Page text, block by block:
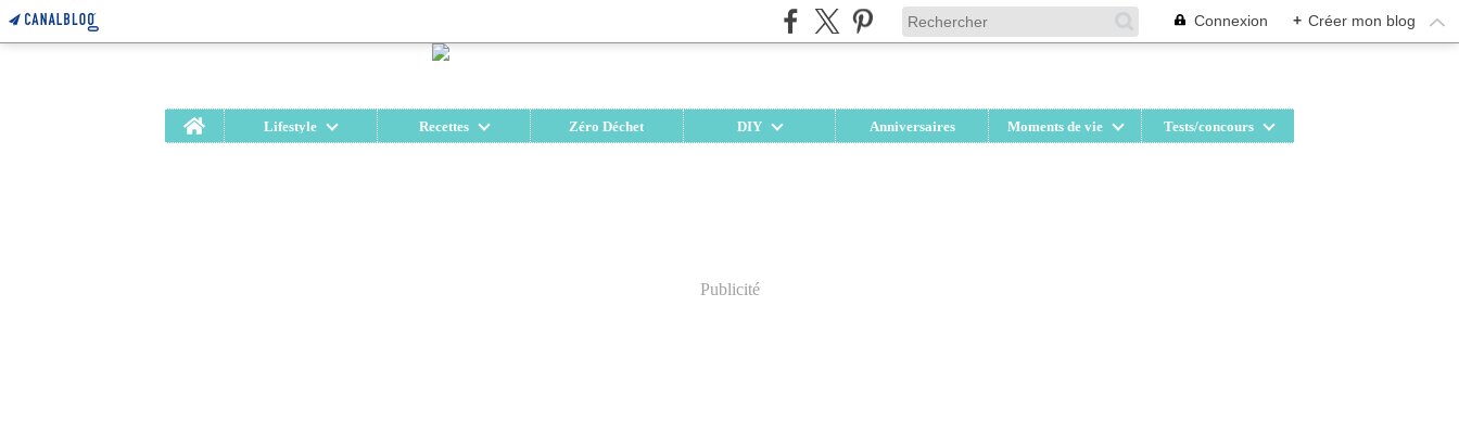
Connexion + Créer mon blog
Home
Lifestyle Recettes Zéro Déchet DIY Anniversaires Moments de vie Tests/concours
Publicité